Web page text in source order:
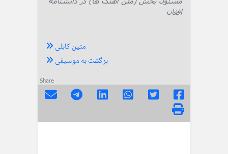
افغان
متین کابلی
برگشت به موسیقی
Share